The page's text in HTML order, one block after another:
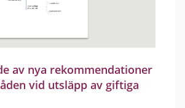
av nya rekommendationer
vid utsläpp av giftiga